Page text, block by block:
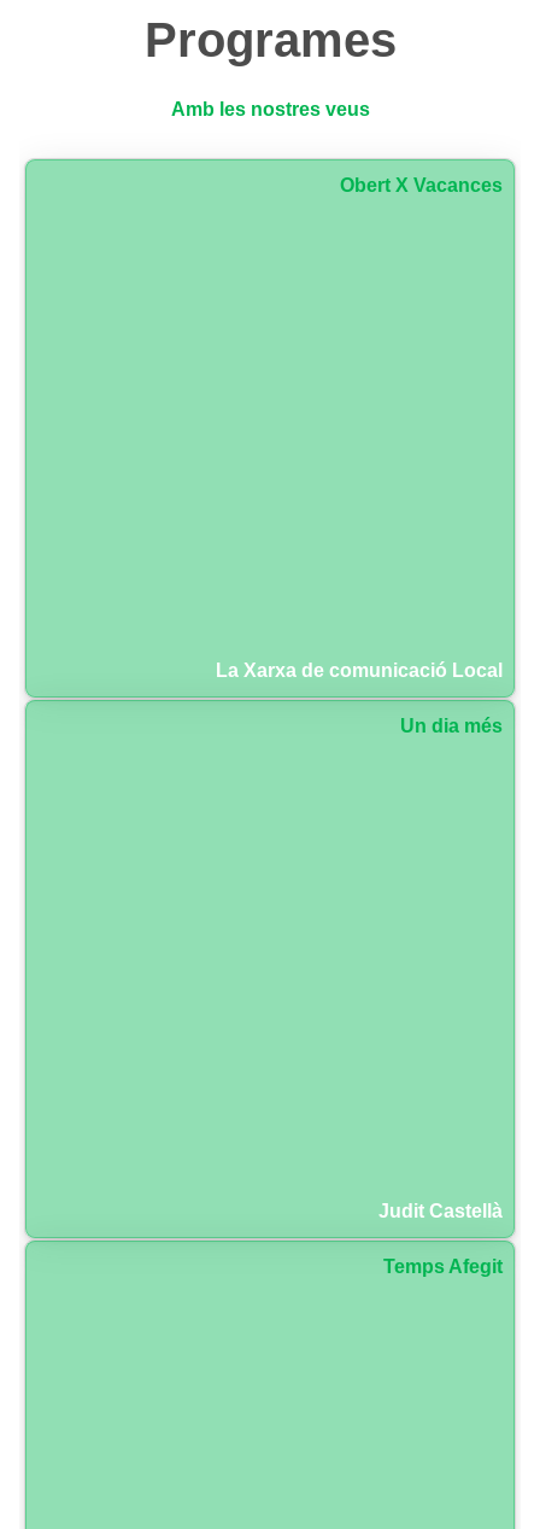
Programes
Amb les nostres veus
Obert X Vacances
La Xarxa de comunicació Local
Un dia més
Judit Castellà
Temps Afegit